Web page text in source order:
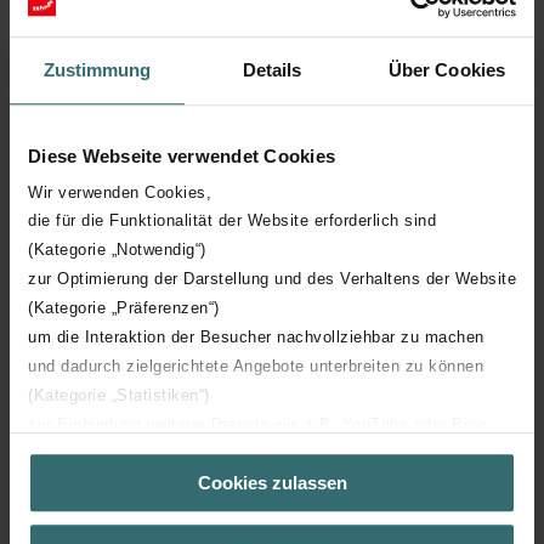
Zustimmung Details Über Cookies
Diese Webseite verwendet Cookies
Wir verwenden Cookies,
die für die Funktionalität der Website erforderlich sind
(Kategorie „Notwendig“)
zur Optimierung der Darstellung und des Verhaltens der Website
(Kategorie „Präferenzen“)
um die Interaktion der Besucher nachvollziehbar zu machen
und dadurch zielgerichtete Angebote unterbreiten zu können
(Kategorie „Statistiken“)
(Kategorie „Marketing“)
Über „Details zeigen“ bzw. die Datenschutzerklärung erhalten
Sie weitere Informationen. Durch die Auswahl der Kategorie
Cookies zulassen
Hauteur technique 1562 mm
Nombre d'éléments
Orientation
Certification CE
Certification NF